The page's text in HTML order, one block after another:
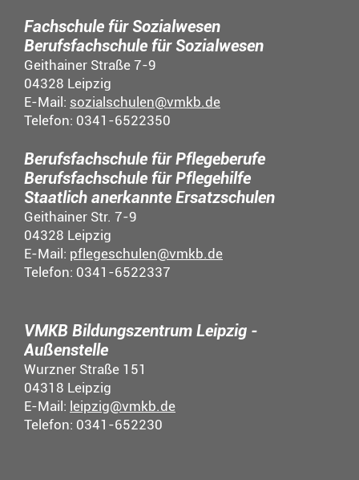
Fachschule für Sozialwesen
Berufsfachschule für Sozialwesen
Geithainer Straße 7-9
04328 Leipzig
E-Mail: sozialschulen@vmkb.de
Telefon: 0341-6522350
Berufsfachschule für Pflegeberufe
Berufsfachschule für Pflegehilfe
Staatlich anerkannte Ersatzschulen
Geithainer Str. 7-9
04328 Leipzig
E-Mail: pflegeschulen@vmkb.de
Telefon: 0341-6522337
VMKB Bildungszentrum Leipzig -
Außenstelle
Wurzner Straße 151
04318 Leipzig
E-Mail: leipzig@vmkb.de
Telefon: 0341-652230